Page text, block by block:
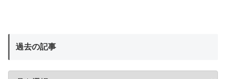
過去の記事